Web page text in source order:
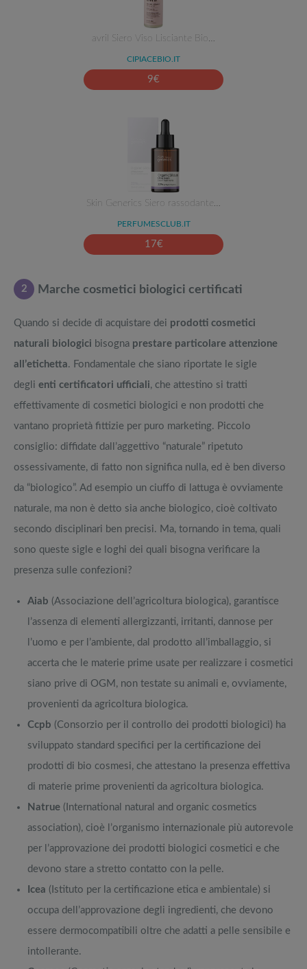
avril Siero Viso Lisciante Bio…
CIPIACEBIO.IT
9€
Skin Generics Siero rassodante…
PERFUMESCLUB.IT
17€
2 Marche cosmetici biologici certificati
Quando si decide di acquistare dei prodotti cosmetici
naturali biologici bisogna prestare particolare attenzione
all’etichetta. Fondamentale che siano riportate le sigle
degli enti certificatori ufficiali, che attestino si tratti
effettivamente di cosmetici biologici e non prodotti che
vantano proprietà fittizie per puro marketing. Piccolo
consiglio: diffidate dall’aggettivo “naturale” ripetuto
ossessivamente, di fatto non significa nulla, ed è ben diverso
da “biologico”. Ad esempio un ciuffo di lattuga è ovviamente
naturale, ma non è detto sia anche biologico, cioè coltivato
secondo disciplinari ben precisi. Ma, tornando in tema, quali
sono queste sigle e loghi dei quali bisogna verificare la
presenza sulle confezioni?
Aiab (Associazione dell’agricoltura biologica), garantisce
l’assenza di elementi allergizzanti, irritanti, dannose per
l’uomo e per l’ambiente, dal prodotto all’imballaggio, si
accerta che le materie prime usate per realizzare i cosmetici
siano prive di OGM, non testate su animali e, ovviamente,
provenienti da agricoltura biologica.
Ccpb (Consorzio per il controllo dei prodotti biologici) ha
sviluppato standard specifici per la certificazione dei
prodotti di bio cosmesi, che attestano la presenza effettiva
di materie prime provenienti da agricoltura biologica.
Natrue (International natural and organic cosmetics
association), cioè l’organismo internazionale più autorevole
per l’approvazione dei prodotti biologici cosmetici e che
devono stare a stretto contatto con la pelle.
Icea (Istituto per la certificazione etica e ambientale) si
occupa dell’approvazione degli ingredienti, che devono
essere dermocompatibili oltre che adatti a pelle sensibile e
intollerante.